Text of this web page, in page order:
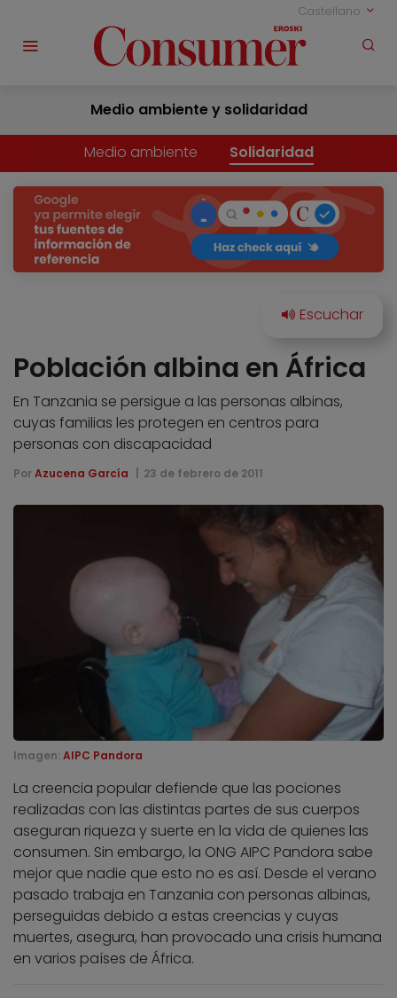
Castellano
Medio ambiente y solidaridad
Medio ambiente Solidaridad
Población albina en África
En Tanzania se persigue a las personas albinas,
cuyas familias les protegen en centros para
personas con discapacidad
Por Azucena García 23 de febrero de 2011
Imagen: AIPC Pandora
La creencia popular defiende que las pociones
realizadas con las distintas partes de sus cuerpos
aseguran riqueza y suerte en la vida de quienes las
consumen. Sin embargo, la ONG AIPC Pandora sabe
mejor que nadie que esto no es así. Desde el verano
pasado trabaja en Tanzania con personas albinas,
perseguidas debido a estas creencias y cuyas
muertes, asegura, han provocado una crisis humana
en varios países de África.